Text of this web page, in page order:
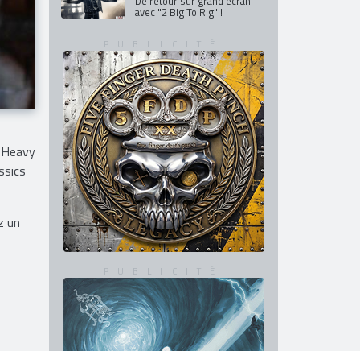
un
avec "2 Big To Rig" !